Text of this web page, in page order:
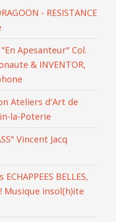
- RESISTANCE
Apesanteur" Col.
& INVENTOR,
Ateliers d'Art de
la-Poterie
Vincent Jacq
BELLES,
Musique insol(h)ite